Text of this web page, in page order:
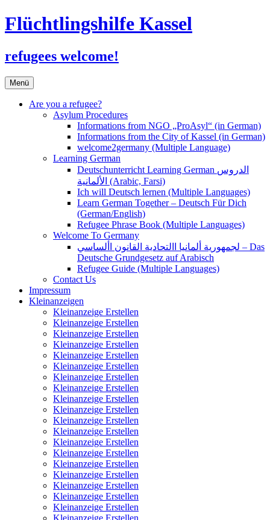
Flüchtlingshilfe Kassel
refugees welcome!
Menü Zum
Inhalt
springen
Are you a refugee?
Asylum Procedures
Informations from NGO „ProAsyl“ (in German)
Informations from the City of Kassel (in German)
welcome2germany (Multiple Language)
Learning German
Deutschunterricht Learning German الدروس
الألمانية (Arabic, Farsi)
Ich will Deutsch lernen (Multiple Languages)
Learn German Together – Deutsch Für Dich
(German/English)
Refugee Phrase Book (Multiple Languages)
Welcome To Germany
لجمهورية ألمانيا االتحادية القانون األساسي – Das
Deutsche Grundgesetz auf Arabisch
Refugee Guide (Multiple Languages)
Contact Us
Impressum
Kleinanzeigen
Kleinanzeige Erstellen
Kleinanzeige Erstellen
Kleinanzeige Erstellen
Kleinanzeige Erstellen
Kleinanzeige Erstellen
Kleinanzeige Erstellen
Kleinanzeige Erstellen
Kleinanzeige Erstellen
Kleinanzeige Erstellen
Kleinanzeige Erstellen
Kleinanzeige Erstellen
Kleinanzeige Erstellen
Kleinanzeige Erstellen
Kleinanzeige Erstellen
Kleinanzeige Erstellen
Kleinanzeige Erstellen
Kleinanzeige Erstellen
Kleinanzeige Erstellen
Kleinanzeige Erstellen
Kleinanzeige Erstellen